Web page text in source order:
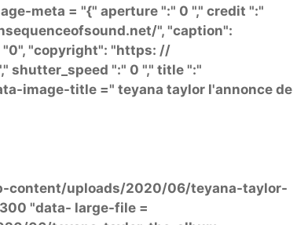
meta = "{" aperture ":" 0 "," credit ":"
", "caption":
"copyright": "https: //
shutter_speed ":" 0 "," title ":"
image-title =" teyana taylor l'annonce de
content/uploads/2020/06/teyana-taylor-
"data- large-file =